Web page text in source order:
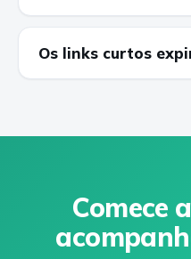
Os links curtos
Comece